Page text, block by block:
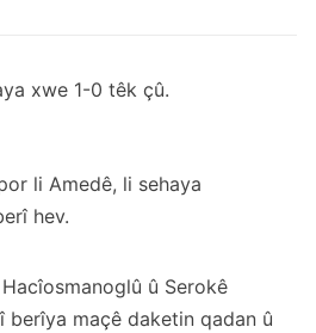
xwe 1-0 têk çû.
li Amedê, li sehaya
hev.
û Serokê
berîya maçê daketin qadan û